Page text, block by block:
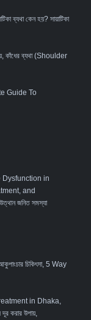
ব্যথা কেন হয়? সায়াটিকা
, কাঁধের ব্যথা (Shoulder
Guide To
Dysfunction in
and
জনিত সমস্যা
চিকিৎসা, 5 Way
in Dhaka,
করার উপায়,